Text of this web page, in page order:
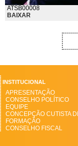
ATSB00008
BAIXAR
INSTITUCIONAL
APRESENTAÇÃO
CONSELHO POLÍTICO
EQUIPE
CONCEPÇÃO CUTISTA
FORMAÇÃO
CONSELHO FISCAL